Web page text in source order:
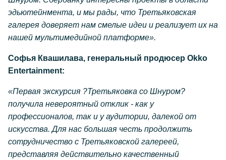
эдьютейнмента, и мы рады, что Третьяковская
галерея доверяет нам смелые идеи и реализует их на
нашей мультимедийной платформе».
Софья Квашилава, генеральный продюсер Okko
Entertainment:
«Первая экскурсия ?Третьяковка со Шнуром?
получила невероятный отклик - как у
профессионалов, так и у аудитории, далекой от
искусства. Для нас большая честь продолжить
сотрудничество с Третьяковской галереей,
представляя действительно качественный